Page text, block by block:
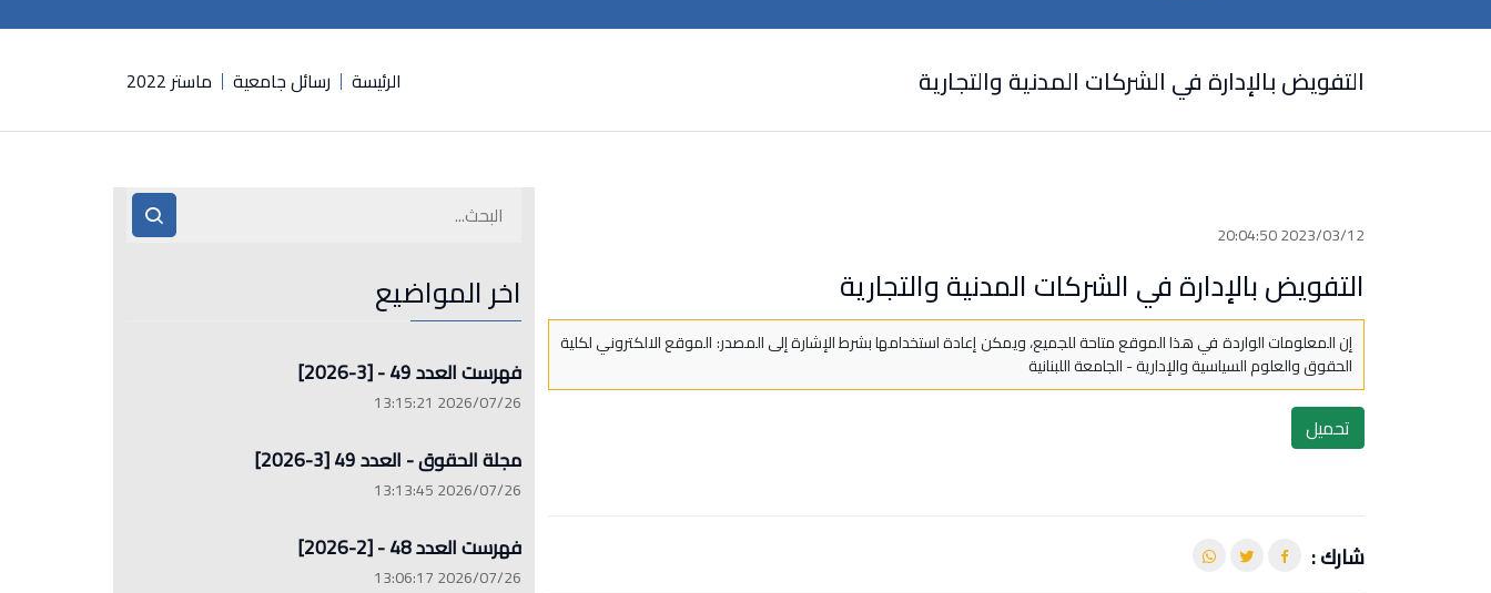
التفويض بالإدارة في الشركات المدنية والتجارية الرئيسة رسائل جامعية ماستر 2022
2023/03/12 20:04:50
التفويض بالإدارة في الشركات المدنية والتجارية
إن المعلومات الواردة في هذا الموقع متاحة للجميع، ويمكن إعادة استخدامها بشرط الإشارة إلى المصدر: الموقع الالكتروني لكلية
الحقوق والعلوم السياسية والإدارية - الجامعة اللبنانية
تحميل
شارك :
اخر المواضيع
فهرست العدد 49 - [3-2026]
2026/07/26 13:15:21
مجلة الحقوق - العدد 49 [3-2026]
2026/07/26 13:13:45
فهرست العدد 48 - [2-2026]
2026/07/26 13:06:17